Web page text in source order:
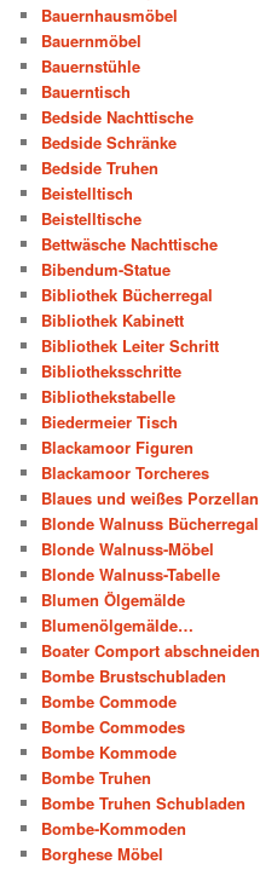
Bauernhausmöbel
Bauernmöbel
Bauernstühle
Bauerntisch
Bedside Nachttische
Bedside Schränke
Bedside Truhen
Beistelltisch
Beistelltische
Bettwäsche Nachttische
Bibendum-Statue
Bibliothek Bücherregal
Bibliothek Kabinett
Bibliothek Leiter Schritt
Bibliotheksschritte
Bibliothekstabelle
Biedermeier Tisch
Blackamoor Figuren
Blackamoor Torcheres
Blaues und weißes Porzellan
Blonde Walnuss Bücherregal
Blonde Walnuss-Möbel
Blonde Walnuss-Tabelle
Blumen Ölgemälde
Blumenölgemälde…
Boater Comport abschneiden
Bombe Brustschubladen
Bombe Commode
Bombe Commodes
Bombe Kommode
Bombe Truhen
Bombe Truhen Schubladen
Bombe-Kommoden
Borghese Möbel